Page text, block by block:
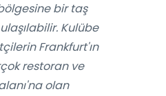
bir taş
Kulübe
Frankfurt'ın
restoran ve
olan